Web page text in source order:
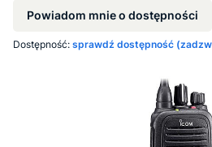
Powiadom mnie o dostępności
Dostępność: sprawdź dostępność